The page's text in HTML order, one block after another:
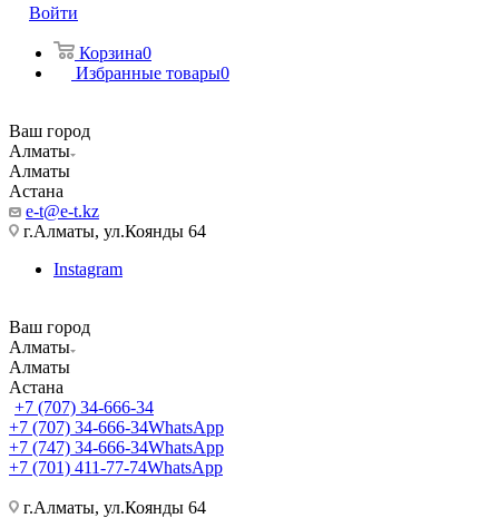
Войти
Корзина0
Избранные товары0
Ваш город
Алматы
Алматы
Астана
e-t@e-t.kz
г.Алматы, ул.Коянды 64
Instagram
Ваш город
Алматы
Алматы
Астана
+7 (707) 34-666-34
+7 (707) 34-666-34WhatsApp
+7 (747) 34-666-34WhatsApp
+7 (701) 411-77-74WhatsApp
г.Алматы, ул.Коянды 64